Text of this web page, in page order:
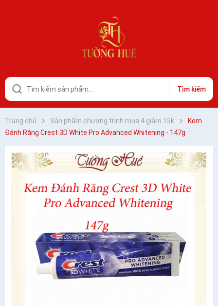
Tìm kiếm
Trang chủ Sản phẩm chương trình mua 4 giảm 15k
Kem
Đánh Răng Crest 3D White Pro Advanced Whitening - 147g